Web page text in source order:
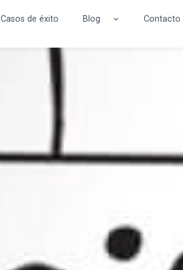
Casos de éxito Blog Contacto